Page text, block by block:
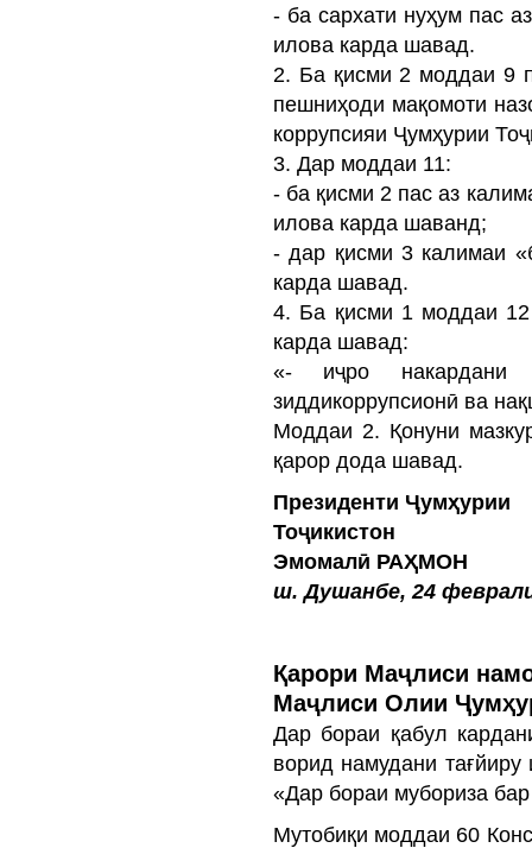
- ба сархати нуҳум пас
илова карда шавад.
2. Ба қисми 2 моддаи 9
пешниҳоди мақомоти
коррупсияи Ҷумҳурии
3. Дар моддаи 11:
- ба қисми 2 пас аз
илова карда шаванд;
- дар қисми 3 калимаи
карда шавад.
4. Ба қисми 1 моддаи 12
карда шавад:
«- иҷро накардани
зиддикоррупсионӣ ва
Моддаи 2. Қонуни
қарор дода шавад.
Президенти Ҷумҳурии
Эмомалӣ РАҲМОН
ш. Душанбе, 24
Қарори Маҷлиси
Маҷлиси Олии
Дар бораи қабул
ворид намудани
«Дар бораи мубориза
Мутобиқи моддаи 60